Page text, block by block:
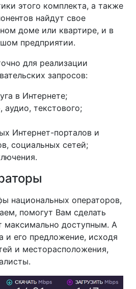
этого комплекта, а также
найдут свое
доме или квартире, и в
предприятии.
для реализации
запросов:
в Интернете;
текстового;
Интернет-порталов и
социальных сетей;
национальных операторов,
помогут Вам сделать
максимально доступным. А
и его предложение, исходя
и месторасположения,